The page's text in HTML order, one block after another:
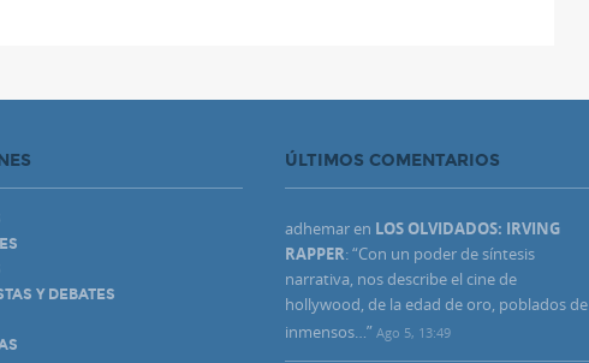
Y DEBATES
ÚLTIMOS COMENTARIOS
adhemaren LOS OLVIDADOS: IRVING
RAPPER: “Con un poder de síntesis
narrativa, nos describe el cine de
hollywood, de la edad de oro, poblados de
inmensos…” Ago 5, 13:49